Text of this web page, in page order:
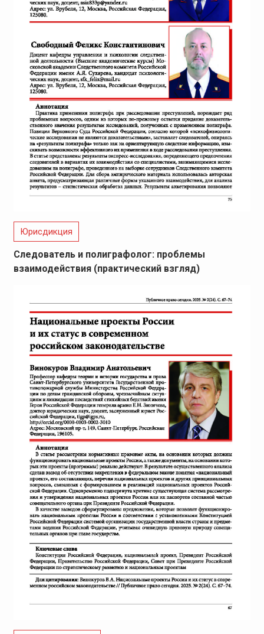
Юрисдикция
Следователь и полиграфолог: проблемы
взаимодействия (практический взгляд)